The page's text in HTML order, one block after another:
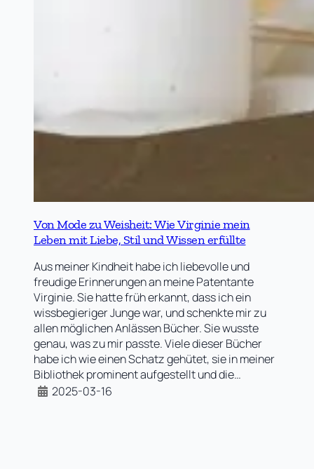
Von Mode zu Weisheit: Wie Virginie mein
Leben mit Liebe, Stil und Wissen erfüllte
Aus meiner Kindheit habe ich liebevolle und
freudige Erinnerungen an meine Patentante
Virginie. Sie hatte früh erkannt, dass ich ein
wissbegieriger Junge war, und schenkte mir zu
allen möglichen Anlässen Bücher. Sie wusste
genau, was zu mir passte. Viele dieser Bücher
habe ich wie einen Schatz gehütet, sie in meiner
Bibliothek prominent aufgestellt und die…
2025-03-16